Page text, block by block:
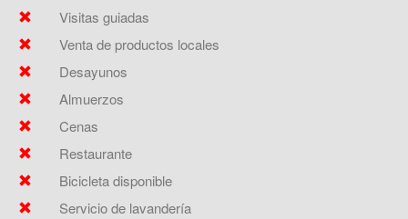
Visitas guiadas
Venta de productos locales
Desayunos
Almuerzos
Cenas
Restaurante
Bicicleta disponible
Servicio de lavandería